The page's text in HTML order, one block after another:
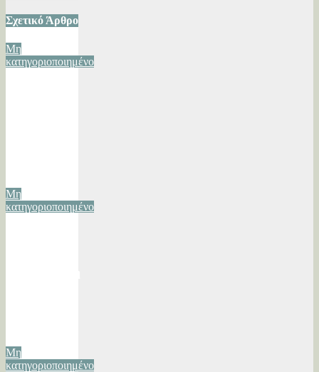
Σχετικό Άρθρο
Μη
κατηγοριοποιημένο
Μη
κατηγοριοποιημένο
Μη
κατηγοριοποιημένο